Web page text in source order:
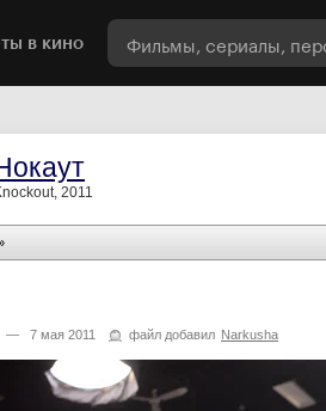
в кино
2011
— 7 мая 2011 файл добавил Narkusha